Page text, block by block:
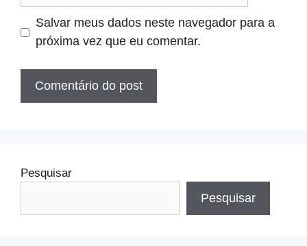
Salvar meus dados neste navegador para a
próxima vez que eu comentar.
Pesquisar
Pesquisar